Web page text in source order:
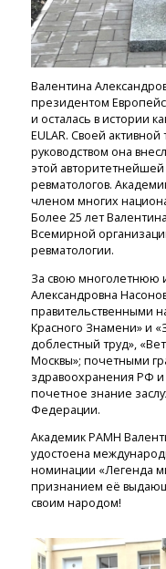
Валентина
президентом
и осталась в истории
EULAR. Своей
руководством она
этой
ревматологов.
членом многих
Более 25 лет
Всемирной
ревматологии.
За свою многолетнюю
Александровна
правительственными
Красного Знамени» и
доблестный труд»,
Москвы»; почетными
здравоохранения РФ
почетное знание
Федерации.
Академик РАМН
удостоена
номинации «Легенда
признанием её
своим народом!